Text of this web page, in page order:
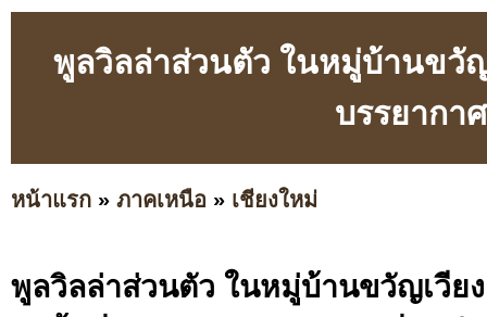
พูลวิลล่าส่วนตัว ในหมู่บ้านขวั
บรรยากา
หน้าแรก » ภาคเหนือ » เชียงใหม่
พูลวิลล่าส่วนตัว ในหมู่บ้านขวัญเวีย